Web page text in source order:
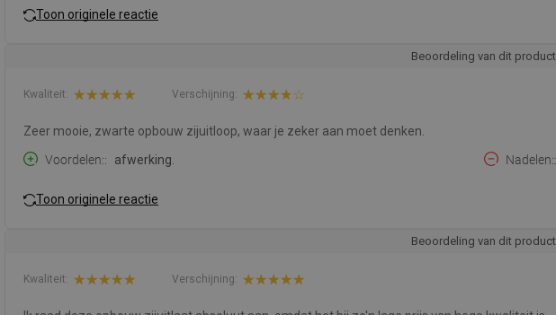
Toon originele reactie
Beoordeling van dit product
Kwaliteit: Verschijning:
Zeer mooie, zwarte opbouw zijuitloop, waar je zeker aan moet denken.
Voordelen:
afwerking. Nadelen:
Toon originele reactie
Beoordeling van dit product
Kwaliteit: Verschijning: